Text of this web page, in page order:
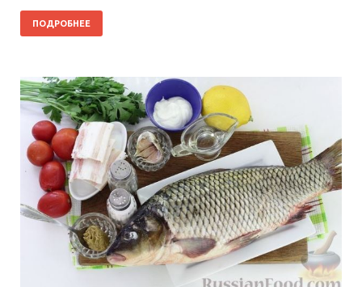
ПОДРОБНЕЕ